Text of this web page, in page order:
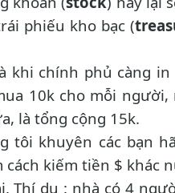
phiếu kho bạc (
khi chính phủ càng
10k cho mỗi
là tổng cộng 15k.
tôi khuyên các bạn
kiếm tiền $ khác
Thí dụ : nhà có 4